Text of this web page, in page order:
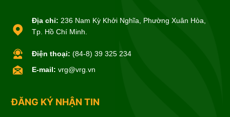
Địa chỉ: 236 Nam Kỳ Khởi Nghĩa, Phường Xuân Hòa,
Tp. Hồ Chí Minh.
Điện thoại: (84-8) 39 325 234
E-mail: vrg@vrg.vn
ĐĂNG KÝ NHẬN TIN